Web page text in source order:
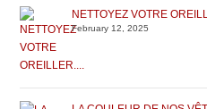
NETTOYEZ VOTRE
February 12, 2025